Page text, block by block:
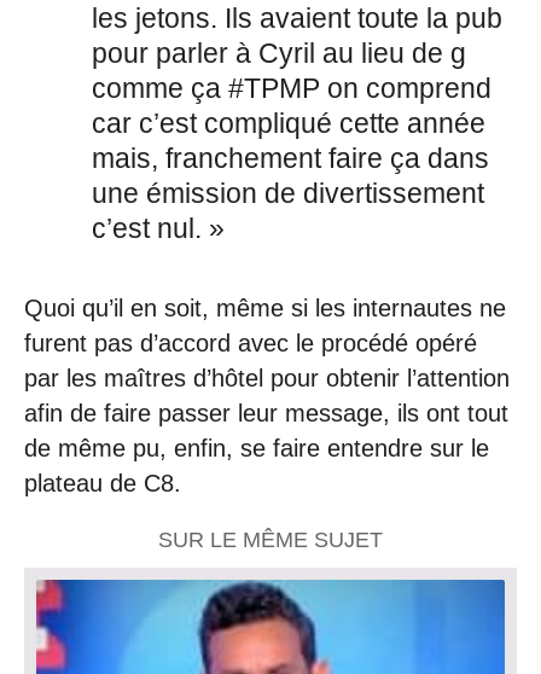
les jetons. Ils avaient toute la pub
pour parler à Cyril au lieu de g
comme ça #TPMP on comprend
car c’est compliqué cette année
mais, franchement faire ça dans
une émission de divertissement
c’est nul. »
Quoi qu’il en soit, même si les internautes ne
furent pas d’accord avec le procédé opéré
par les maîtres d’hôtel pour obtenir l’attention
afin de faire passer leur message, ils ont tout
de même pu, enfin, se faire entendre sur le
plateau de C8.
SUR LE MÊME SUJET